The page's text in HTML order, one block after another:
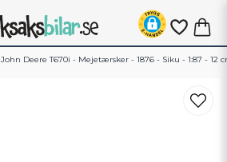
John Deere T670i - Mejetærsker - 1876 - Siku - 1:87 - 12